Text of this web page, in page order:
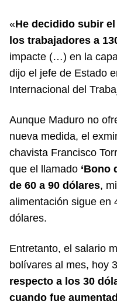
«He decidido subir
los trabajadores a
impacte (…) en la
dijo el jefe de Estado
Internacional del
Aunque Maduro no
nueva medida, el
chavista Francisco
que el llamado ‘Bono
de 60 a 90 dólares,
alimentación sigue en
dólares.
Entretanto, el salario
bolívares al mes, hoy
respecto a los 30
cuando fue